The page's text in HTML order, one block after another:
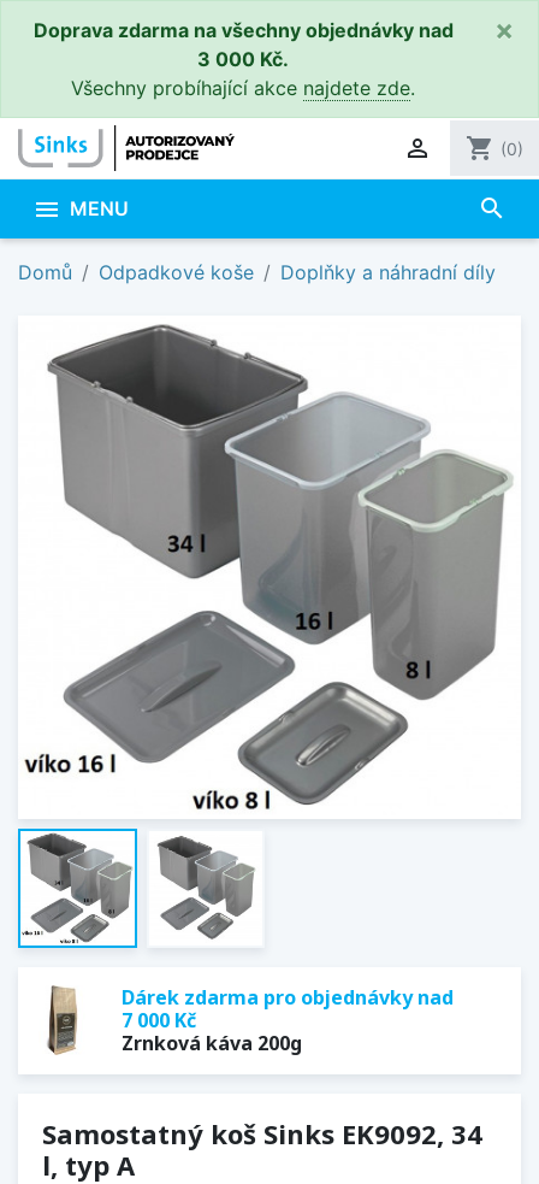
Doprava zdarma na všechny objednávky nad
3 000 Kč.
Všechny probíhající akce najdete zde.
×
 shopping_cart (0)
 MENU search
Domů Odpadkové koše Doplňky a náhradní díly
Dárek zdarma pro objednávky nad
7 000 Kč
Zrnková káva 200g
Samostatný koš Sinks EK9092, 34
l, typ A